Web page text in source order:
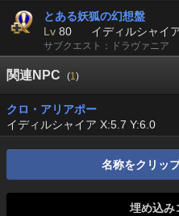
とある妖狐の幻想盤
Lv 80 イディルシャイ
サブクエスト：ドラヴァニア
関連NPC (1)
クロ・アリアポー
イディルシャイア X:5.7 Y:6.0
名称をクリッ
埋め込み